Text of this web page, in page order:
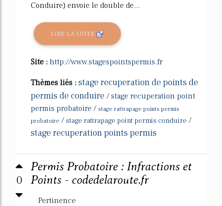
Conduire) envoie le double de...
LIRE LA SUITE
Site : http://www.stagespointspermis.fr
Thèmes liés : stage recuperation de points de
permis de conduire /stage recuperation point
permis probatoire / stage rattrapage points permis
probatoire /stage rattrapage point permis conduire /
stage recuperation points permis
0
Permis Probatoire : Infractions et
Points - codedelaroute.fr
Pertinence